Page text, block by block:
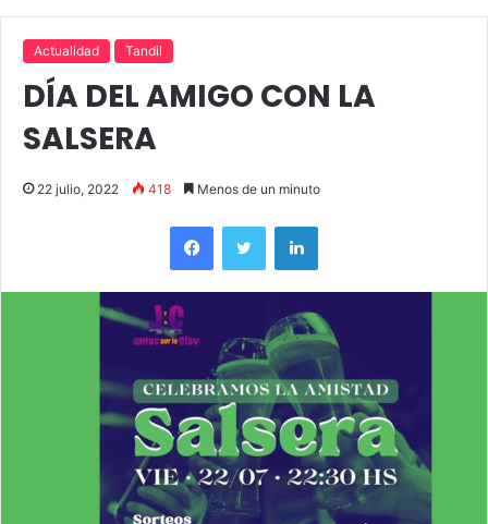
Actualidad Tandil
DÍA DEL AMIGO CON LA
SALSERA
22 julio, 2022 418 Menos de un minuto